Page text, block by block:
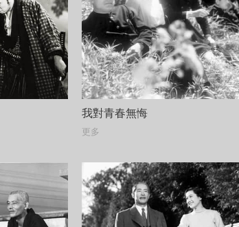
我對青春無悔
更多